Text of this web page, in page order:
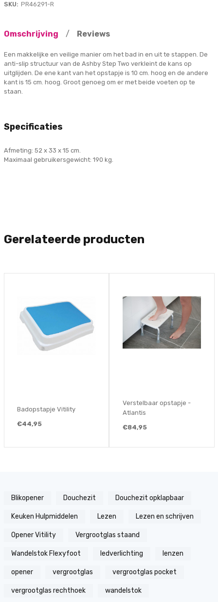
SKU: PR46291-R
Omschrijving / Reviews
Een makkelijke en veilige manier om het bad in en uit te stappen. De
anti-slip structuur van de Ashby Step Two verkleint de kans op
uitglijden. De ene kant van het opstapje is 10 cm. hoog en de andere
kant is 15 cm. hoog. Groot genoeg om er met beide voeten op te
staan.
Specificaties
Afmeting: 52 x 33 x 15 cm.
Maximaal gebruikersgewicht: 190 kg.
Gerelateerde producten
Badopstapje Vitility
€44,95
Verstelbaar opstapje -
Atlantis
€84,95
Blikopener Douchezit Douchezit opklapbaar
Keuken Hulpmiddelen Lezen Lezen en schrijven
Opener Vitility Vergrootglas staand
Wandelstok Flexyfoot ledverlichting lenzen
opener vergrootglas vergrootglas pocket
vergrootglas rechthoek wandelstok